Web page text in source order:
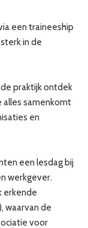
een traineeship
in de
de praktijk ontdek
alles samenkomt
en
een lesdag bij
werkgever.
erkende
waarvan de
voor